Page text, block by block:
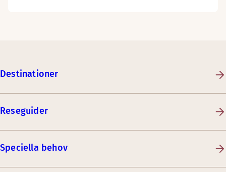
Destinationer
Reseguider
Speciella behov